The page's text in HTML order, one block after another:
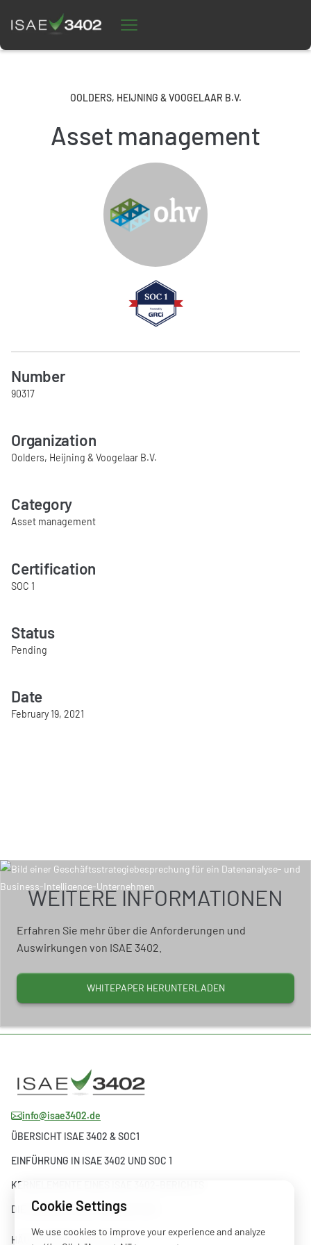
OOLDERS, HEIJNING & VOOGELAAR B.V.
Asset management
Number
90317
Organization
Oolders, Heijning & Voogelaar B.V.
Category
Asset management
Certification
SOC 1
Status
Pending
Date
February 19, 2021
WEITERE INFORMATIONEN
Erfahren Sie mehr über die Anforderungen und
Auswirkungen von ISAE 3402.
WHITEPAPER HERUNTERLADEN
info@isae3402.de
ÜBERSICHT ISAE 3402 & SOC1
EINFÜHRUNG IN ISAE 3402 UND SOC 1
KERNELEMENTE EINES ISAE 3402-BERICHTS
DIE ENTWICKLUNG VON ISAE 3402
HÄUFIG GESTELLTE FRAGEN
Cookie Settings
We use cookies to improve your experience and analyze